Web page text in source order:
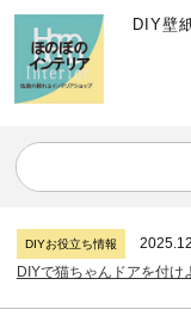
DIY壁
DIYお役立ち情報
サンゲツリザーブの壁紙に
糊付け壁紙のポイントにつ
DIYお役立ち情報
DIYお役立ち情報
サンゲツリザーブの壁紙に